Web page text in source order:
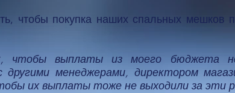
чтобы покупка наших спальных
чтобы выплаты из моего бюджета
другими менеджерами, директором
их выплаты тоже не выходили за эти